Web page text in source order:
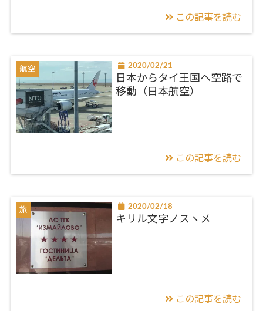
この記事を読む
航空 2020/02/21
日本からタイ王国ヘ空路で
移動（日本航空）
この記事を読む
旅 2020/02/18
キリル文字ノスヽメ
この記事を読む